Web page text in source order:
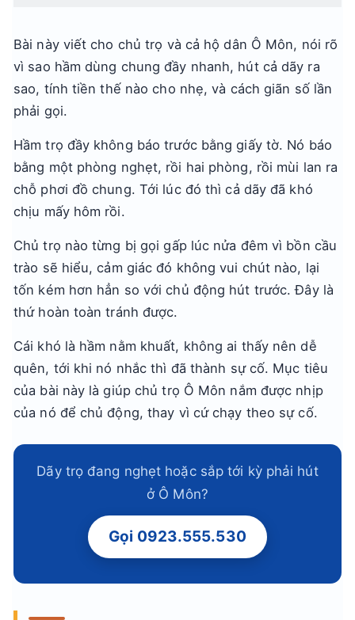
Bài này viết cho chủ trọ và cả hộ dân Ô Môn, nói rõ
vì sao hầm dùng chung đầy nhanh, hút cả dãy ra
sao, tính tiền thế nào cho nhẹ, và cách giãn số lần
phải gọi.
Hầm trọ đầy không báo trước bằng giấy tờ. Nó báo
bằng một phòng nghẹt, rồi hai phòng, rồi mùi lan ra
chỗ phơi đồ chung. Tới lúc đó thì cả dãy đã khó
chịu mấy hôm rồi.
Chủ trọ nào từng bị gọi gấp lúc nửa đêm vì bồn cầu
trào sẽ hiểu, cảm giác đó không vui chút nào, lại
tốn kém hơn hẳn so với chủ động hút trước. Đây là
thứ hoàn toàn tránh được.
Cái khó là hầm nằm khuất, không ai thấy nên dễ
quên, tới khi nó nhắc thì đã thành sự cố. Mục tiêu
của bài này là giúp chủ trọ Ô Môn nắm được nhịp
của nó để chủ động, thay vì cứ chạy theo sự cố.
Dãy trọ đang nghẹt hoặc sắp tới kỳ phải hút
ở Ô Môn?
Gọi 0923.555.530